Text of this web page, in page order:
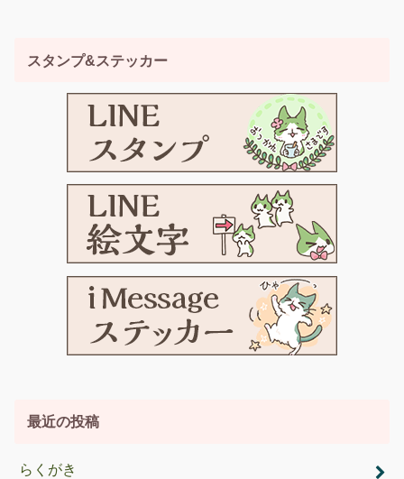
スタンプ&ステッカー
最近の投稿
らくがき